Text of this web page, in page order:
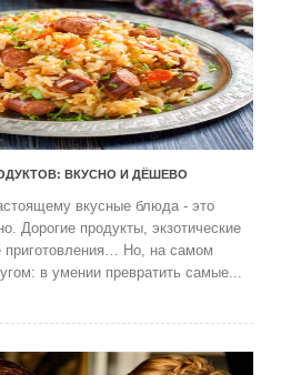
ВКУСНО И ДЁШЕВО
вкусные блюда - это
Дорогие продукты, экзотические
приготовления… Но, на самом
в умении превратить самые...